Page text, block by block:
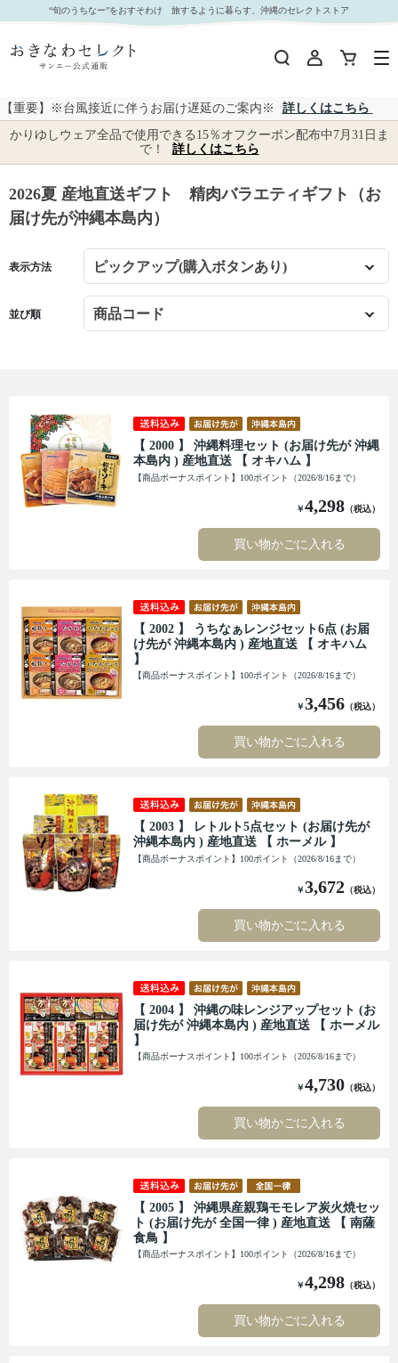
2026夏 産地直送ギフト 精肉バラエティギフト（お届け先が沖縄本島内）｜おきなわセレクト
サンエー公式通販
“旬のうちなー”をおすそわけ 旅するように暮らす、沖縄のセレクトストア
【重要】※台風接近に伴うお届け遅延のご案内※
詳しくはこちら
かりゆしウェア全品で使用できる15％オフクーポン配布中7月31日ま
で！
詳しくはこちら
2026夏 産地直送ギフト 精肉バラエティギフト（お
届け先が沖縄本島内）
表示方法
並び順
【 2000 】 沖縄料理セット (お届け先が 沖縄
本島内 ) 産地直送 【 オキハム 】
【商品ボーナスポイント】100ポイント（2026/8/16まで）
￥4,298 （税込）
買い物かごに入れる
【 2002 】 うちなぁレンジセット6点 (お届
け先が 沖縄本島内 ) 産地直送 【 オキハム
】
【商品ボーナスポイント】100ポイント（2026/8/16まで）
￥3,456 （税込）
買い物かごに入れる
【 2003 】 レトルト5点セット (お届け先が
沖縄本島内 ) 産地直送 【 ホーメル 】
【商品ボーナスポイント】100ポイント（2026/8/16まで）
￥3,672 （税込）
買い物かごに入れる
【 2004 】 沖縄の味レンジアップセット (お
届け先が 沖縄本島内 ) 産地直送 【 ホーメル
】
【商品ボーナスポイント】100ポイント（2026/8/16まで）
￥4,730 （税込）
買い物かごに入れる
【 2005 】 沖縄県産親鶏モモレア炭火焼セッ
ト (お届け先が 全国一律 ) 産地直送 【 南薩
食鳥 】
【商品ボーナスポイント】100ポイント（2026/8/16まで）
￥4,298 （税込）
買い物かごに入れる